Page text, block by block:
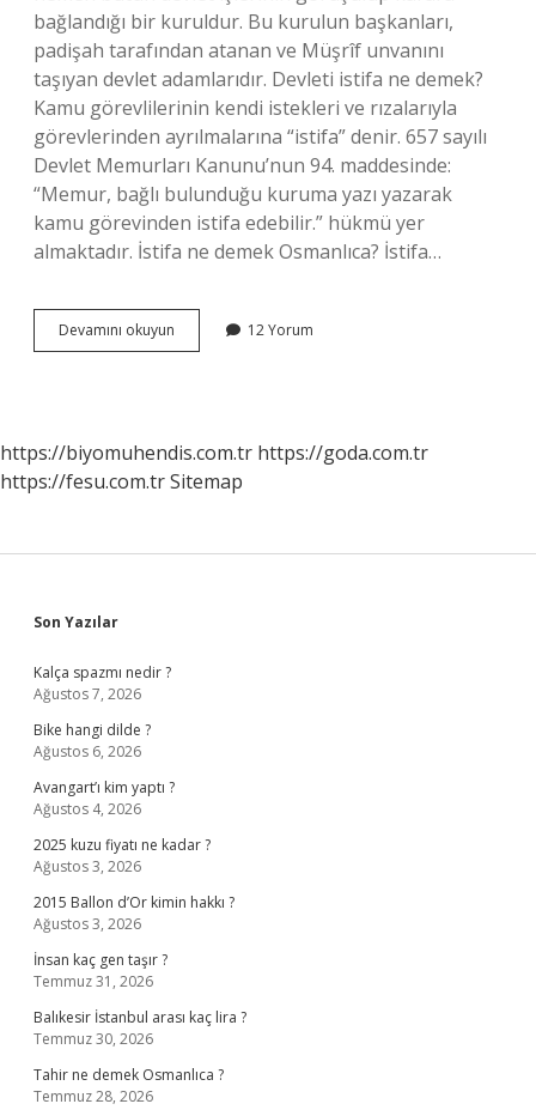
bağlandığı bir kuruldur. Bu kurulun başkanları,
padişah tarafından atanan ve Müşrîf unvanını
taşıyan devlet adamlarıdır. Devleti istifa ne demek?
Kamu görevlilerinin kendi istekleri ve rızalarıyla
görevlerinden ayrılmalarına “istifa” denir. 657 sayılı
Devlet Memurları Kanunu’nun 94. maddesinde:
“Memur, bağlı bulunduğu kuruma yazı yazarak
kamu görevinden istifa edebilir.” hükmü yer
almaktadır. İstifa ne demek Osmanlıca? İstifa…
Devamını okuyun
Istifa
12 Yorum
https://biyomuhendis.com.tr https://goda.com.tr
https://fesu.com.trSitemap
Sidebar
Son Yazılar
Kalça spazmı nedir ?
Ağustos 7, 2026
Bike hangi dilde ?
Ağustos 6, 2026
Avangart’ı kim yaptı ?
Ağustos 4, 2026
2025 kuzu fiyatı ne kadar ?
Ağustos 3, 2026
2015 Ballon d’Or kimin hakkı ?
Ağustos 3, 2026
İnsan kaç gen taşır ?
Temmuz 31, 2026
Balıkesir İstanbul arası kaç lira ?
Temmuz 30, 2026
Tahir ne demek Osmanlıca ?
Temmuz 28, 2026